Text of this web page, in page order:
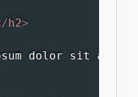
h2>
dolor sit